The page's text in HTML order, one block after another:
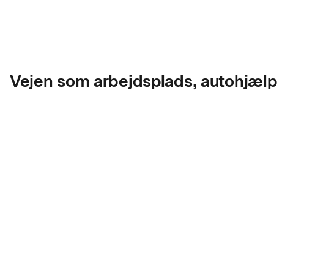
Vejen som arbejdsplads, autohjælp
Timer pr. dag
7,4